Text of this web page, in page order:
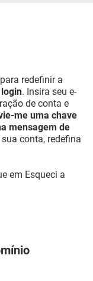
redefinir a
. Insira seu e-
de conta e
me uma chave
mensagem de
conta, redefina
em Esqueci a